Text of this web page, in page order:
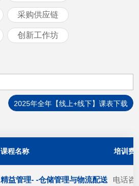
采购供应链
创新工作坊
2025年全年【线上+线下】课表下载
课程名称 培训费
精益管理- -仓储管理与物流配送 电话咨